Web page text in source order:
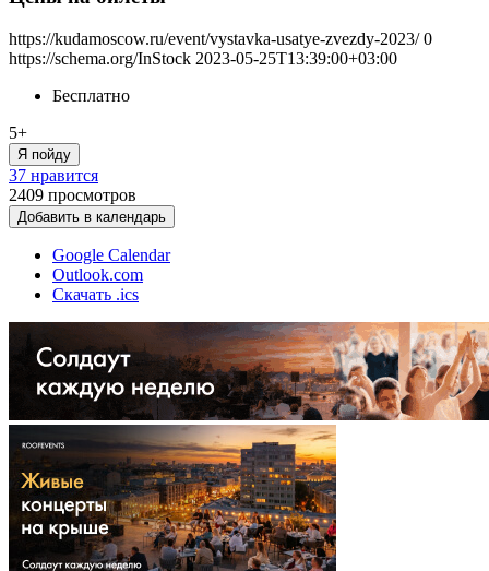
https://kudamoscow.ru/event/vystavka-usatye-zvezdy-2023/ 0
https://schema.org/InStock 2023-05-25T13:39:00+03:00
Бесплатно
5+
Я пойду
37 нравится
2409 просмотров
Добавить в календарь
Google Calendar
Outlook.com
Скачать .ics